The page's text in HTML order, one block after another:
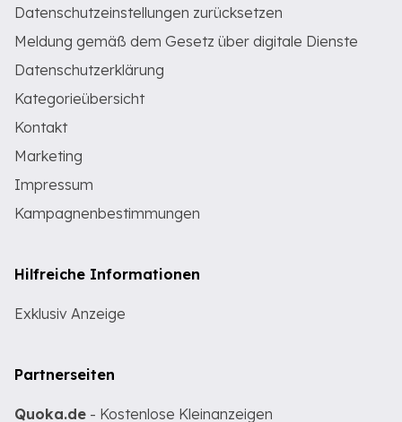
Datenschutzeinstellungen zurücksetzen
Meldung gemäß dem Gesetz über digitale Dienste
Datenschutzerklärung
Kategorieübersicht
Kontakt
Marketing
Impressum
Kampagnenbestimmungen
Hilfreiche Informationen
Exklusiv Anzeige
Partnerseiten
Quoka.de - Kostenlose Kleinanzeigen